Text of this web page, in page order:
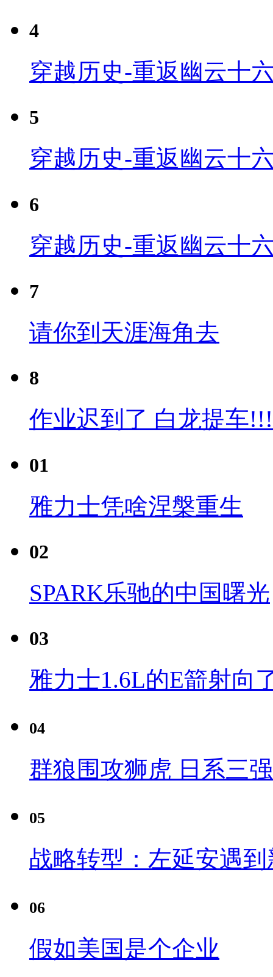
4
穿越历史-重返幽云十
5
穿越历史-重返幽云十
6
穿越历史-重返幽云十
7
请你到天涯海角去
8
作业迟到了 白龙提车
01
雅力士凭啥涅槃重生
02
SPARK乐驰的中国曙光
03
雅力士1.6L的E箭射向
04
群狼围攻狮虎 日系三
05
战略转型：左延安遇
06
假如美国是个企业